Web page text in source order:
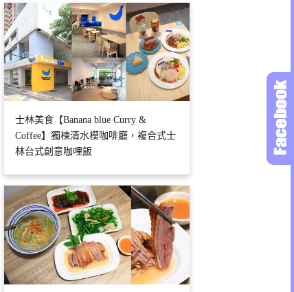
士林美食【Banana blue Curry &
Coffee】獨棟清水模咖啡廳，複合式士
林台式創意咖哩飯